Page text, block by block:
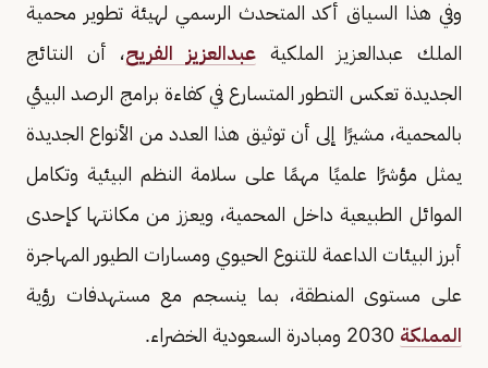
وفي هذا السياق أكد المتحدث الرسمي لهيئة تطوير محمية
الملك عبدالعزيز الملكية عبدالعزيز الفريح، أن النتائج
الجديدة تعكس التطور المتسارع في كفاءة برامج الرصد البيئي
بالمحمية، مشيرًا إلى أن توثيق هذا العدد من الأنواع الجديدة
يمثل مؤشرًا علميًا مهمًا على سلامة النظم البيئية وتكامل
الموائل الطبيعية داخل المحمية، ويعزز من مكانتها كإحدى
أبرز البيئات الداعمة للتنوع الحيوي ومسارات الطيور المهاجرة
على مستوى المنطقة، بما ينسجم مع مستهدفات رؤية
المملكة